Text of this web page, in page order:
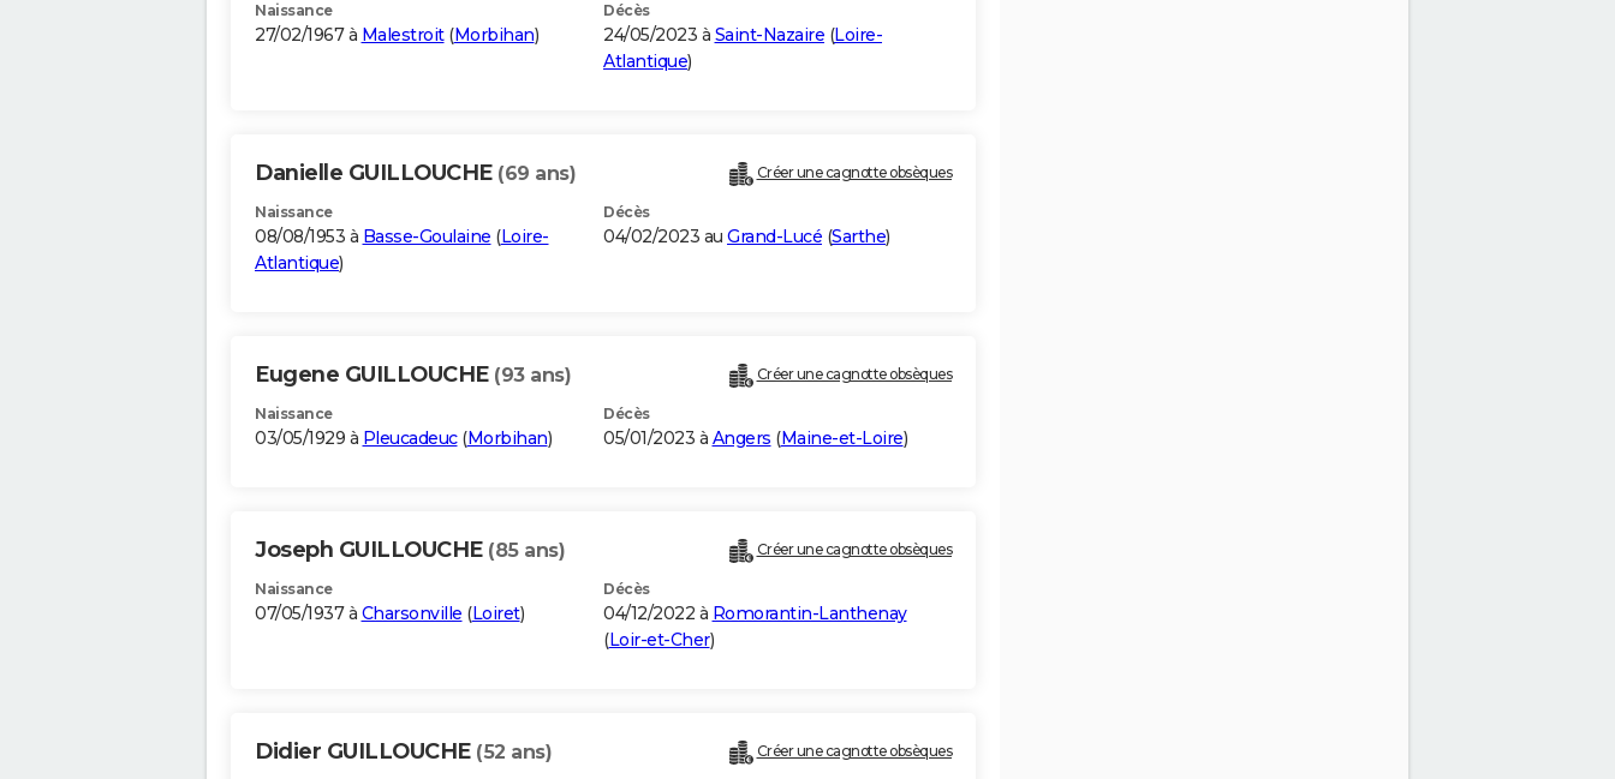
Naissance
27/02/1967 à Malestroit(Morbihan)
Décès
24/05/2023 à Saint-Nazaire (Loire-
Atlantique)
Danielle GUILLOUCHE (69 ans) Créer une cagnotte obsèques
Naissance
08/08/1953 à Basse-Goulaine (Loire-
Atlantique)
Décès
04/02/2023 au Grand-Lucé (Sarthe)
Eugene GUILLOUCHE (93 ans) Créer une cagnotte obsèques
Naissance
03/05/1929 à Pleucadeuc(Morbihan)
Décès
05/01/2023 à Angers (Maine-et-Loire)
Joseph GUILLOUCHE (85 ans) Créer une cagnotte obsèques
Naissance
07/05/1937 à Charsonville (Loiret)
Décès
04/12/2022 à Romorantin-Lanthenay
(Loir-et-Cher)
Didier GUILLOUCHE (52 ans) Créer une cagnotte obsèques